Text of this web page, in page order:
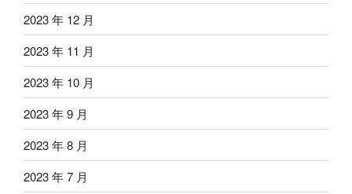
2023 年 12 月
2023 年 11 月
2023 年 10 月
2023 年 9 月
2023 年 8 月
2023 年 7 月